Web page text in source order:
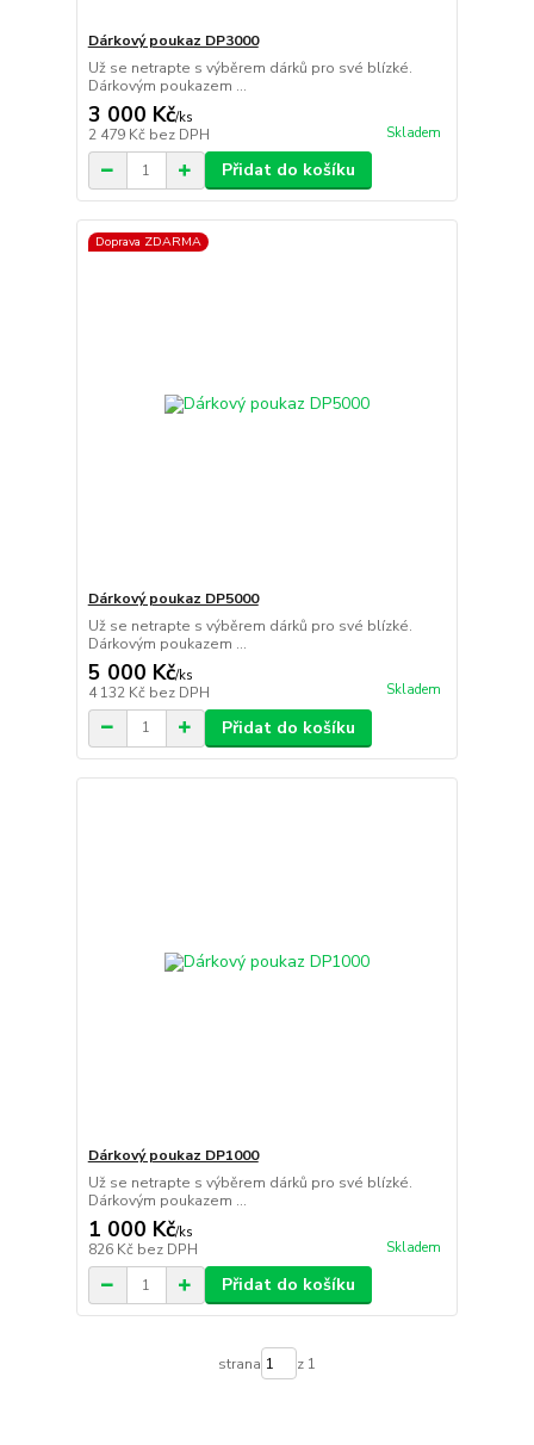
Dárkový poukaz DP3000
Už se netrapte s výběrem dárků pro své blízké.
Dárkovým poukazem ...
3 000 Kč/ks
2 479 Kč bez DPH Skladem
Přidat do košíku
Doprava ZDARMA
Dárkový poukaz DP5000
Už se netrapte s výběrem dárků pro své blízké.
Dárkovým poukazem ...
5 000 Kč/ks
4 132 Kč bez DPH Skladem
Přidat do košíku
Dárkový poukaz DP1000
Už se netrapte s výběrem dárků pro své blízké.
Dárkovým poukazem ...
1 000 Kč/ks
826 Kč bez DPH Skladem
Přidat do košíku
strana z 1